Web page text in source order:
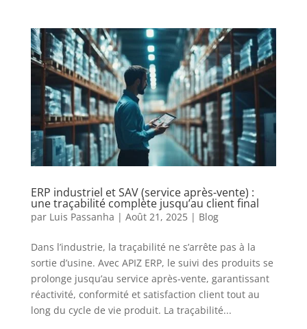
ERP industriel et SAV (service après-vente) :
une traçabilité complète jusqu’au client final
par Luis Passanha | Août 21, 2025| Blog
Dans l’industrie, la traçabilité ne s’arrête pas à la
sortie d’usine. Avec APIZ ERP, le suivi des produits se
prolonge jusqu’au service après-vente, garantissant
réactivité, conformité et satisfaction client tout au
long du cycle de vie produit. La traçabilité...